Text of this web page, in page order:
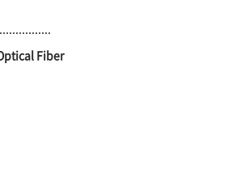
Fiber